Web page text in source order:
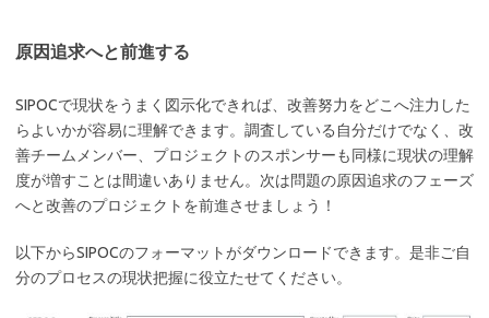
原因追求へと前進する
SIPOCで現状をうまく図示化できれば、改善努力をどこへ注力した
らよいかが容易に理解できます。調査している自分だけでなく、改
善チームメンバー、プロジェクトのスポンサーも同様に現状の理解
度が増すことは間違いありません。次は問題の原因追求のフェーズ
へと改善のプロジェクトを前進させましょう！
以下からSIPOCのフォーマットがダウンロードできます。是非ご自
分のプロセスの現状把握に役立たせてください。